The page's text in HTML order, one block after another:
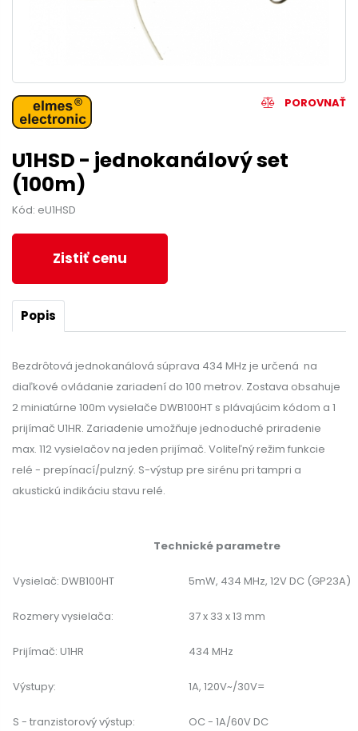
POROVNAŤ
U1HSD - jednokanálový set
(100m)
Kód: eU1HSD
Zistiť cenu
Popis
Bezdrôtová jednokanálová súprava 434 MHz je určená na
diaľkové ovládanie zariadení do 100 metrov. Zostava obsahuje
2 miniatúrne 100m vysielače DWB100HT s plávajúcim kódom a 1
prijímač U1HR. Zariadenie umožňuje jednoduché priradenie
max. 112 vysielačov na jeden prijímač. Voliteľný režim funkcie
relé - prepínací/pulzný. S-výstup pre sirénu pri tampri a
akustickú indikáciu stavu relé.
Technické parametre
Vysielač: DWB100HT 5mW, 434 MHz, 12V DC (GP23A)
Rozmery vysielača: 37 x 33 x 13 mm
Prijímač: U1HR 434 MHz
Výstupy: 1A, 120V~/30V=
S - tranzistorový výstup: OC - 1A/60V DC